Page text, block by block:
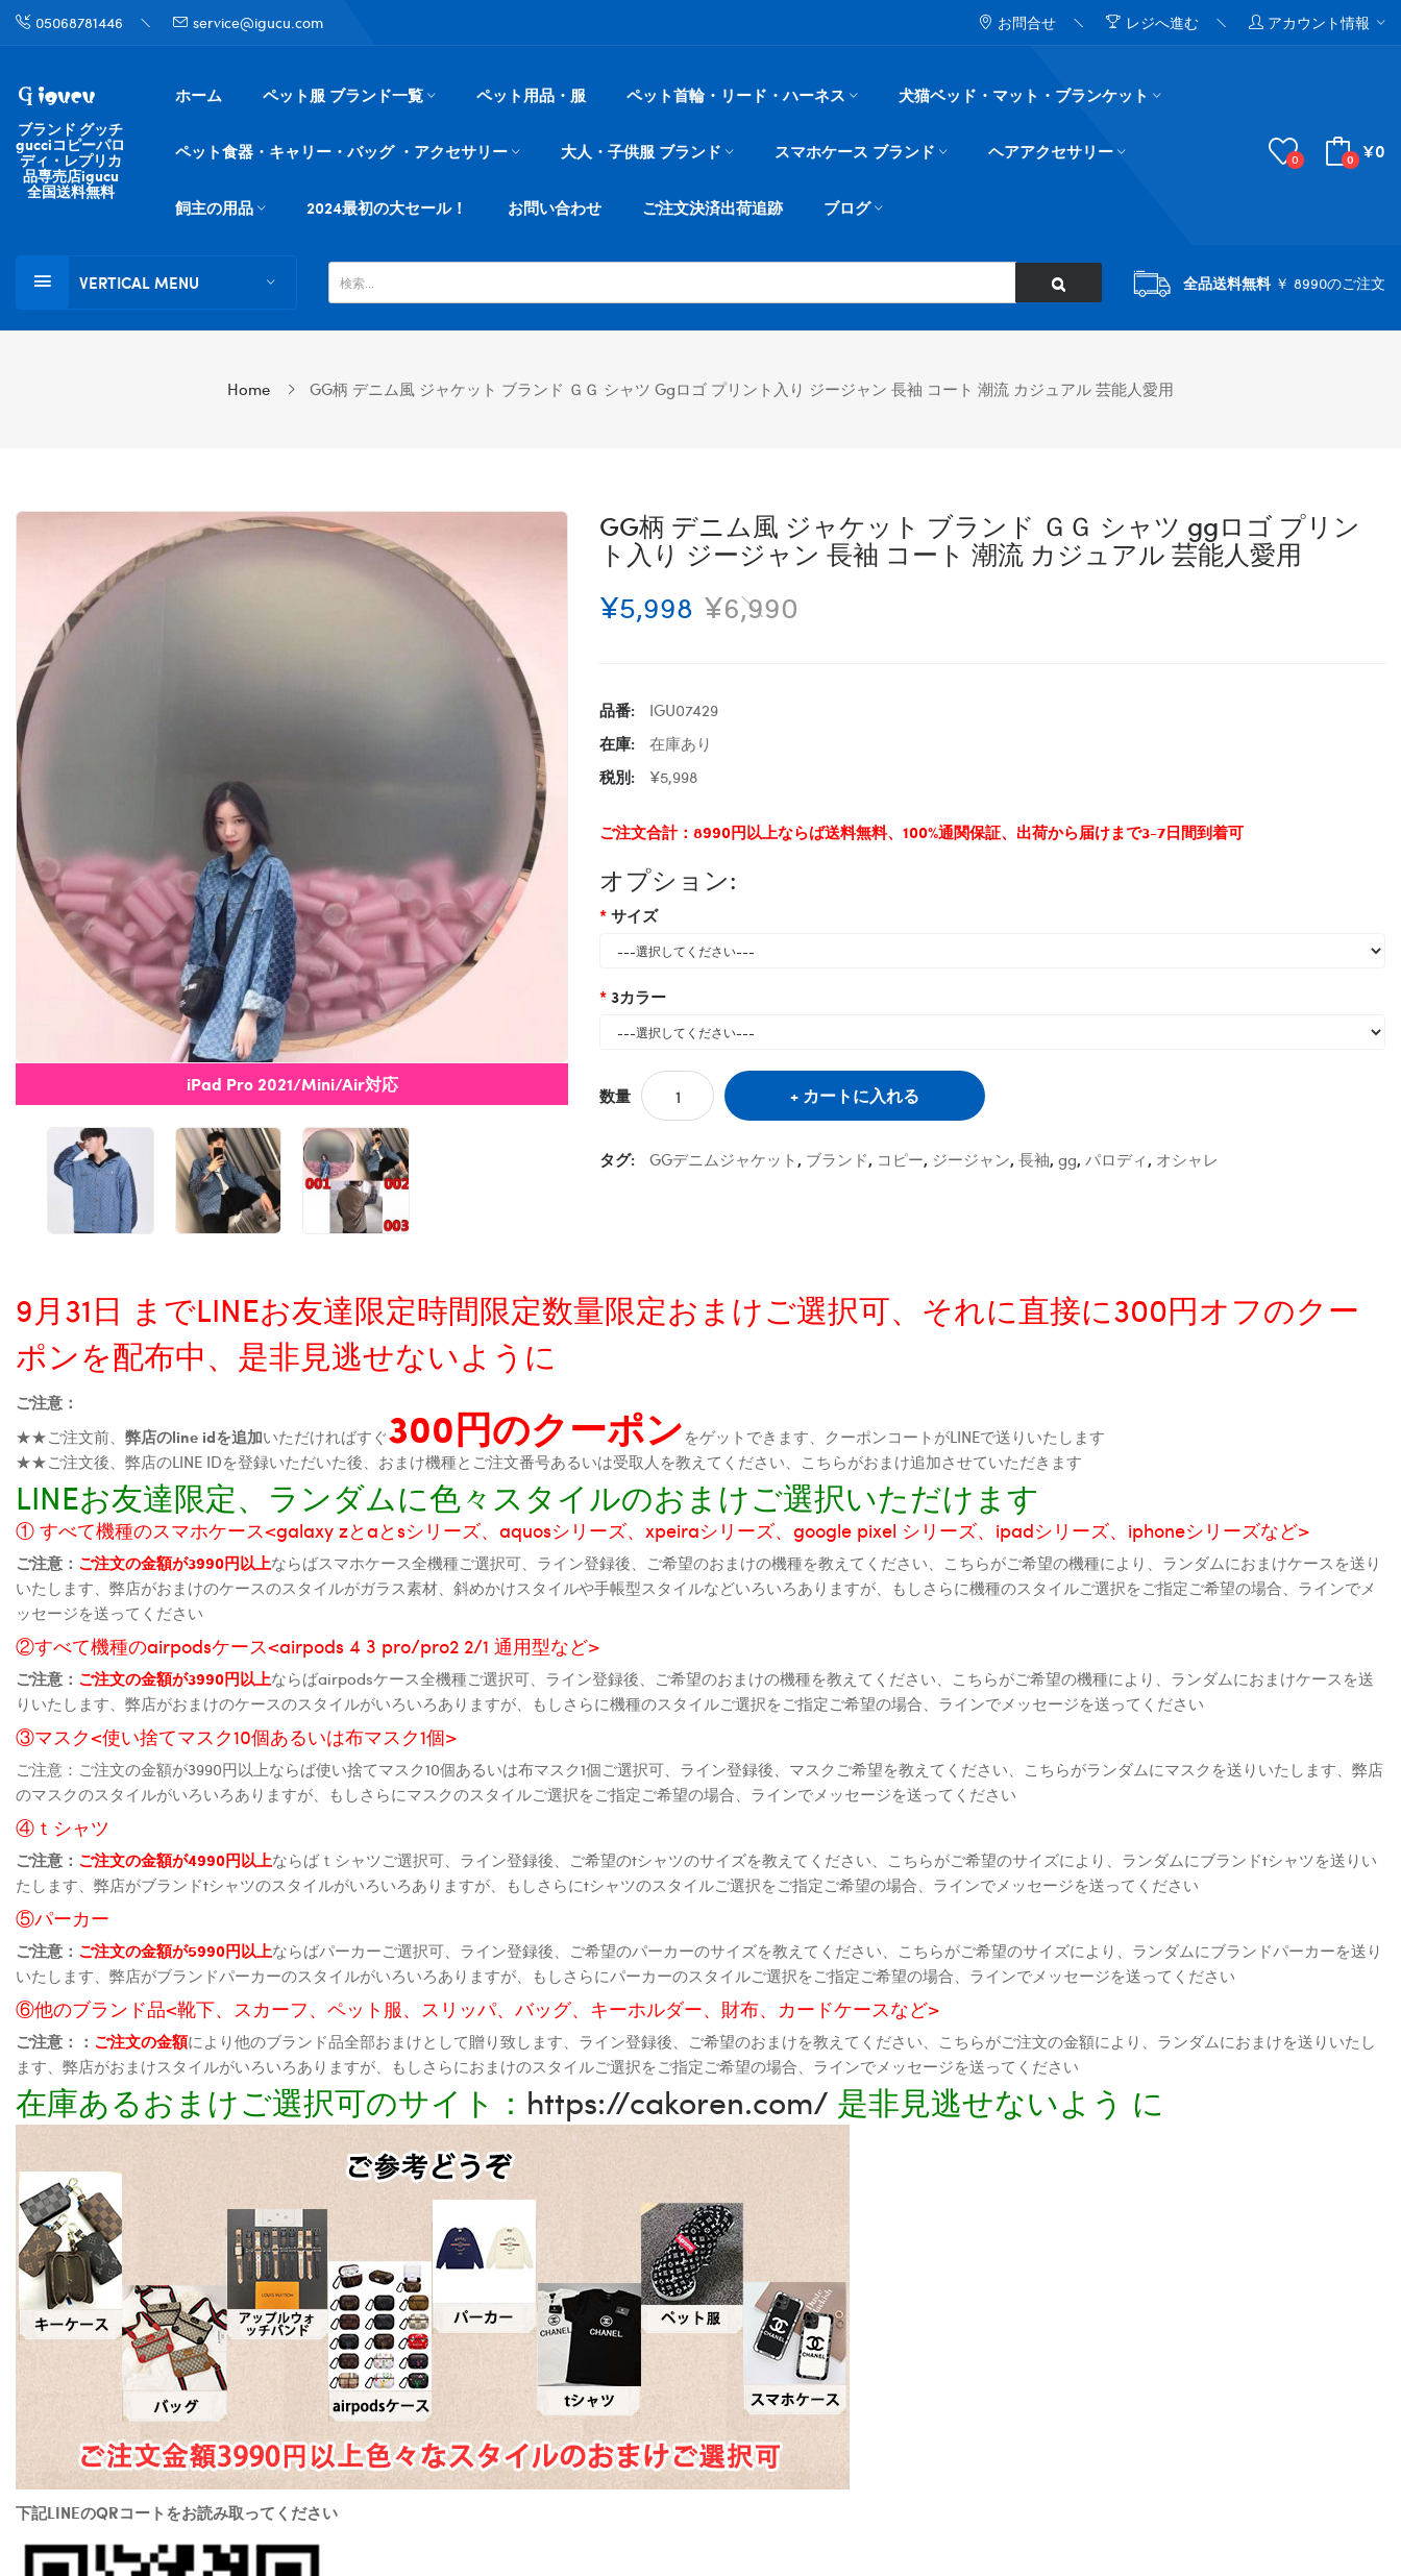
05068781446 service@igucu.com お問合せ レジへ進む アカウント情報
ブランド グッチ
gucciコピーパロ
ディ・レプリカ
品専売店igucu
全国送料無料
ホーム ペット服 ブランド一覧 ペット用品・服 ペット首輪・リード・ハーネス 犬猫ベッド・マット・ブランケット
ペット食器・キャリー・バッグ ・アクセサリー 大人・子供服 ブランド スマホケース ブランド ヘアアクセサリー
飼主の用品 2024最初の大セール！ お問い合わせ ご注文決済出荷追跡 ブログ
0 0 ¥0
VERTICAL MENU 全品送料無料￥ 8990のご注文
Home GG柄 デニム風 ジャケット ブランド ＧＧ シャツ Ggロゴ プリント入り ジージャン 長袖 コート 潮流 カジュアル 芸能人愛用
iPad Pro 2021/Mini/Air対応
GG柄 デニム風 ジャケット ブランド ＧＧ シャツ ggロゴ プリン
ト入り ジージャン 長袖 コート 潮流 カジュアル 芸能人愛用
¥5,998 ¥6,990
品番:
IGU07429
在庫:
在庫あり
税別:
¥5,998
ご注文合計：8990円以上ならば送料無料、100%通関保証、出荷から届けまで3-7日間到着可
オプション:
サイズ
3カラー
数量 カートに入れる
タグ: GGデニムジャケット , ブランド, コピー, ジージャン, 長袖, gg, パロディ, オシャレ
9月31日 までLINEお友達限定時間限定数量限定おまけご選択可、それに直接に300円オフのクー
ポンを配布中、是非見逃せないように
ご注意：
★★ご注文前、 弊店のline idを追加いただければすぐ300円のクーポンをゲットできます、クーポンコートがLINEで送りいたします
★★ご注文後、弊店のLINE IDを登録いただいた後、おまけ機種とご注文番号あるいは受取人を教えてください、こちらがおまけ追加させていただきます
LINEお友達限定、ランダムに色々スタイルのおまけご選択いただけます
① すべて機種のスマホケース<galaxy zとaとsシリーズ、aquosシリーズ、xpeiraシリーズ、google pixel シリーズ、ipadシリーズ、iphoneシリーズなど>
ご注意： ご注文の金額が3990円以上ならばスマホケース全機種ご選択可、ライン登録後、ご希望のおまけの機種を教えてください、こちらがご希望の機種により、ランダムにおまけケースを送り
いたします、弊店がおまけのケースのスタイルがガラス素材、斜めかけスタイルや手帳型スタイルなどいろいろありますが、もしさらに機種のスタイルご選択をご指定ご希望の場合、ラインでメ
ッセージを送ってください
②すべて機種のairpodsケース<airpods 4 3 pro/pro2 2/1 通用型など>
ご注意： ご注文の金額が3990円以上ならばairpodsケース全機種ご選択可、ライン登録後、ご希望のおまけの機種を教えてください、こちらがご希望の機種により、ランダムにおまけケースを送
りいたします、弊店がおまけのケースのスタイルがいろいろありますが、もしさらに機種のスタイルご選択をご指定ご希望の場合、ラインでメッセージを送ってください
③マスク<使い捨てマスク10個あるいは布マスク1個>
ご注意：ご注文の金額が3990円以上ならば使い捨てマスク10個あるいは布マスク1個ご選択可、ライン登録後、マスクご希望を教えてください、こちらがランダムにマスクを送りいたします、弊店
のマスクのスタイルがいろいろありますが、もしさらにマスクのスタイルご選択をご指定ご希望の場合、ラインでメッセージを送ってください
④ｔシャツ
ご注意： ご注文の金額が4990円以上ならばｔシャツご選択可、ライン登録後、ご希望のtシャツのサイズを教えてください、こちらがご希望のサイズにより、ランダムにブランドtシャツを送りい
たします、弊店がブランドtシャツのスタイルがいろいろありますが、もしさらにtシャツのスタイルご選択をご指定ご希望の場合、ラインでメッセージを送ってください
⑤パーカー
ご注意： ご注文の金額が5990円以上ならばパーカーご選択可、ライン登録後、ご希望のパーカーのサイズを教えてください、こちらがご希望のサイズにより、ランダムにブランドパーカーを送り
いたします、弊店がブランドパーカーのスタイルがいろいろありますが、もしさらにパーカーのスタイルご選択をご指定ご希望の場合、ラインでメッセージを送ってください
⑥他のブランド品<靴下、スカーフ、ペット服、スリッパ、バッグ、キーホルダー、財布、カードケースなど>
ご注意：： ご注文の金額により他のブランド品全部おまけとして贈り致します、ライン登録後、ご希望のおまけを教えてください、こちらがご注文の金額により、ランダムにおまけを送りいたし
ます、弊店がおまけスタイルがいろいろありますが、もしさらにおまけのスタイルご選択をご指定ご希望の場合、ラインでメッセージを送ってください
在庫あるおまけご選択可のサイト： https://cakoren.com/ 是非見逃せないよう に
下記LINEのQRコートをお読み取ってください